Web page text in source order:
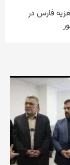
فارس در